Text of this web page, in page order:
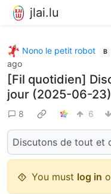
jlai.lu
Nono le petit robot B
ago
[Fil quotidien]
jour (2025-06-23)
8 6
Discutons de tout et
You must log in